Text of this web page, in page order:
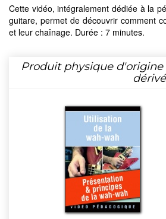
Cette vidéo, intégralement dédiée à la
guitare, permet de découvrir comment
et leur chaînage. Durée : 7 minutes.
Produit physique